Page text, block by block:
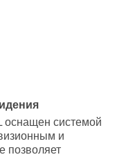
оснащен системой
и
позволяет